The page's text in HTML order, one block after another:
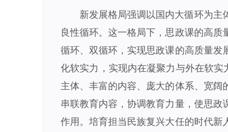
新发展格局强调以国内大循环为
良性循环。这一格局下，思政课的高
循环、双循环，实现思政课的高质量
化软实力，实现内在凝聚力与外在软实
主体、丰富的内容、庞大的体系、宽阔
串联教育内容，协调教育力量，使思
作用。培育担当民族复兴大任的时代